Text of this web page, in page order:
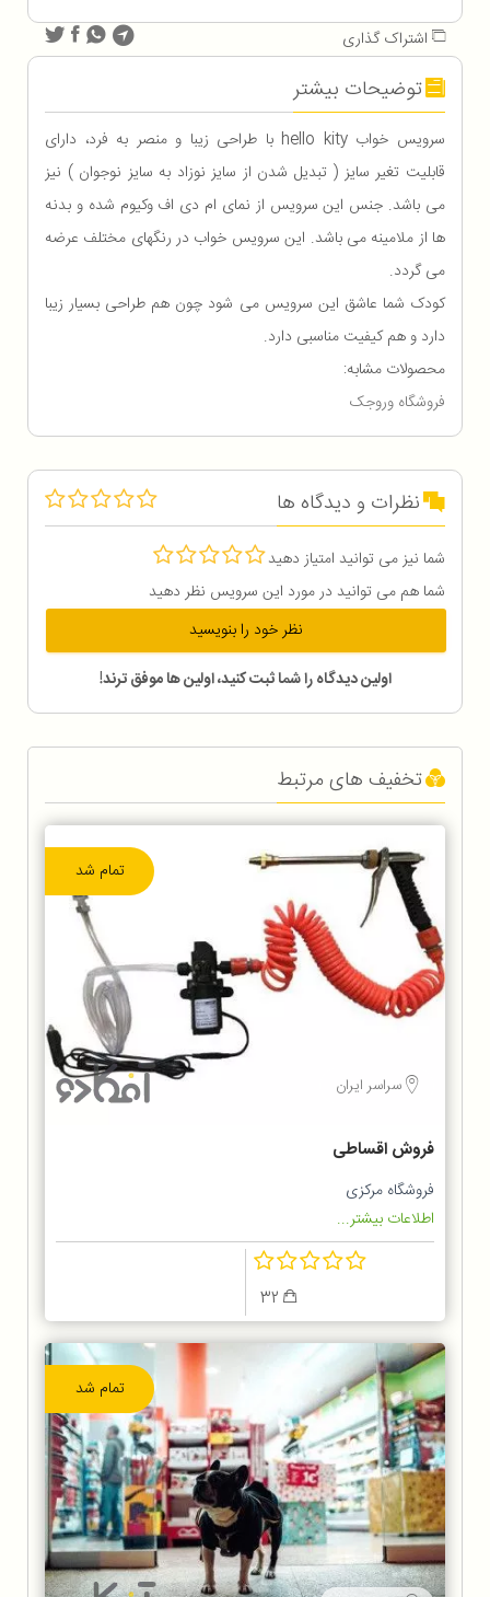
اشتراک گذاری
توضیحات بیشتر
سرویس خواب hello kity با طراحی زیبا و منصر به فرد، دارای
قابلیت تغیر سایز ( تبدیل شدن از سایز نوزاد به سایز نوجوان ) نیز
می باشد. جنس این سرویس از نمای ام دی اف وکیوم شده و بدنه
ها از ملامینه می باشد. این سرویس خواب در رنگهای مختلف عرضه
می گردد.
کودک شما عاشق این سرویس می شود چون هم طراحی بسیار زیبا
دارد و هم کیفیت مناسبی دارد.
محصولات مشابه:
فروشگاه وروجک
نظرات و دیدگاه ها
شما نیز می توانید امتیاز دهید
شما هم می توانید در مورد این سرویس نظر دهید
نظر خود را بنویسید
اولین دیدگاه را شما ثبت کنید، اولین ها موفق ترند!
تخفیف های مرتبط
تمام شد
سراسر ایران
فروش اقساطی
فروشگاه مرکزی
اطلاعات بیشتر...
تمام شد